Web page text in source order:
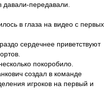
передавали.
в глаза на видео с первых
сердечнее приветствуют
покоробило.
создал в команде
игроков на первый и